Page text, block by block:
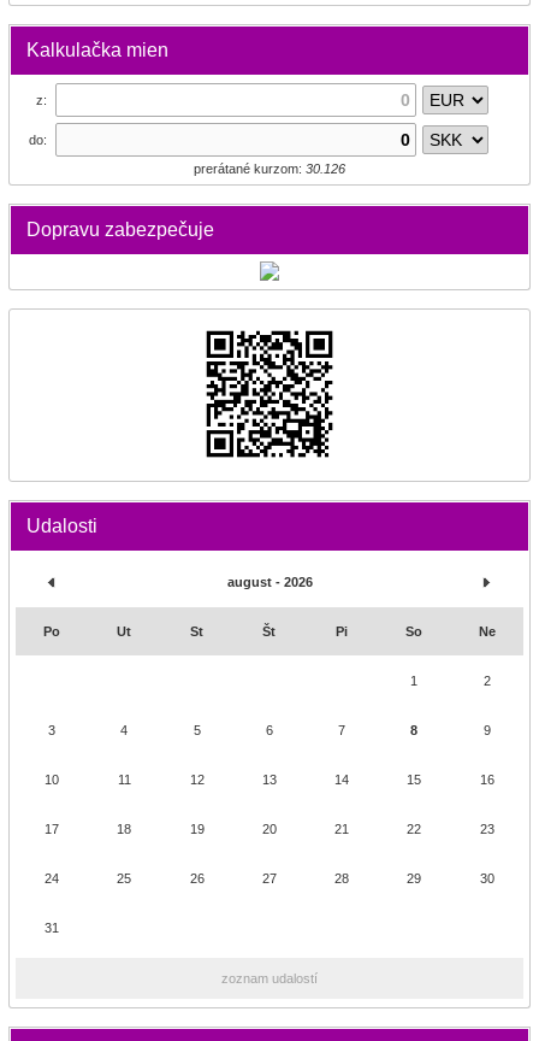
Kalkulačka mien
z:
do:
prerátané kurzom: 30.126
Dopravu zabezpečuje
Udalosti
august - 2026
Po Ut St Št Pi So Ne
1 2
3 4 5 6 7 8 9
10 11 12 13 14 15 16
17 18 19 20 21 22 23
24 25 26 27 28 29 30
31
zoznam udalostí